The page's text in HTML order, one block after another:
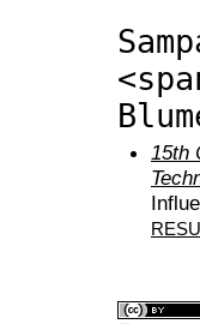
15th